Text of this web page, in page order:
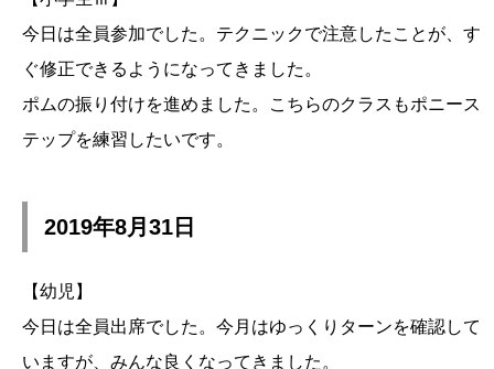
今日は全員参加でした。テクニックで注意したことが、す
ぐ修正できるようになってきました。
ポムの振り付けを進めました。こちらのクラスもポニース
テップを練習したいです。
2019年8月31日
【幼児】
今日は全員出席でした。今月はゆっくりターンを確認して
いますが、みんな良くなってきました。